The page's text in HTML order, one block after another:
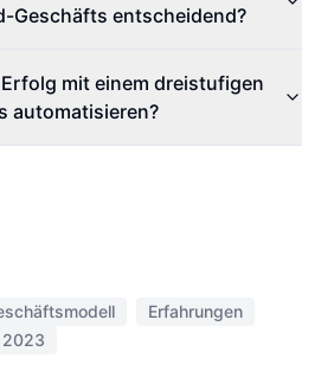
Geschäfts entscheidend?
mit einem dreistufigen
automatisieren?
Erfahrungen
2023